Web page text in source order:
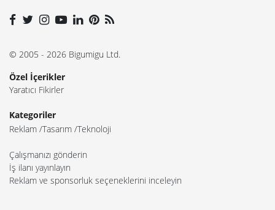
© 2005 - 2026 Bigumigu Ltd.
Özel İçerikler
Yaratıcı Fikirler
Kategoriler
Reklam Tasarım Teknoloji
Çalışmanızı gönderin
İş ilanı yayınlayın
Reklam ve sponsorluk seçeneklerini inceleyin